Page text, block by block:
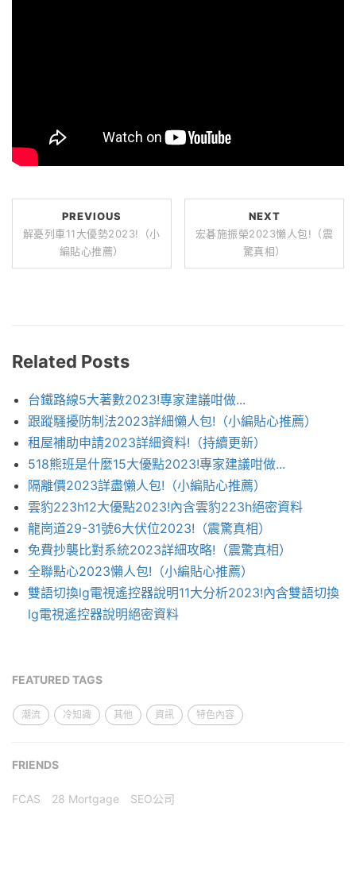
PREVIOUS
解憂列車11大優勢2023!（小
編貼心推薦）
NEXT
宏碁施振榮2023懶人包!（震
驚真相）
Related Posts
台鐵路線5大著數2023!專家建議咁做...
跟蹤騷擾防制法2023詳細懶人包!（小編貼心推薦）
租屋補助申請2023詳細資料!（持續更新）
518熊班是什麼15大優點2023!專家建議咁做...
隔離價2023詳盡懶人包!（小編貼心推薦）
雲豹223h12大優點2023!內含雲豹223h絕密資料
龍崗道29-31號6大伏位2023!（震驚真相）
免費抄襲比對系統2023詳細攻略!（震驚真相）
全聯點心2023懶人包!（小編貼心推薦）
雙語切換lg電視遙控器說明11大分析2023!內含雙語切換
lg電視遙控器說明絕密資料
FEATURED TAGS
潮流 冷知識 其他 資訊 特色內容
FRIENDS
FCAS 28 Mortgage SEO公司